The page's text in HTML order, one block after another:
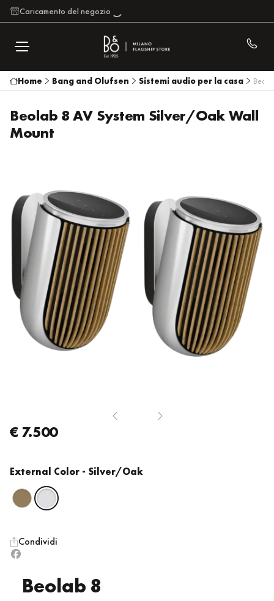
Caricamento del negozio
Home Bang and Olufsen Sistemi audio per la casa
Beolab 8 AV System Silver/Oak Wall
Mount
€ 7.500
External Color - Silver/Oak
Condividi
Beolab 8